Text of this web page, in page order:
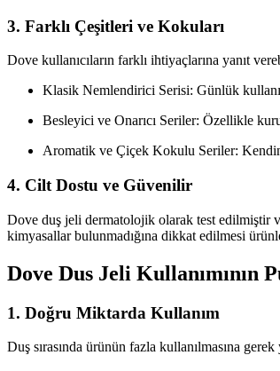
3. Farklı Çeşitleri ve Kokuları
Dove kullanıcıların farklı ihtiyaçlarına yanıt
Klasik Nemlendirici Serisi: Günlük
Besleyici ve Onarıcı Seriler: Özellikle
Aromatik ve Çiçek Kokulu Seriler:
4. Cilt Dostu ve Güvenilir
Dove duş jeli dermatolojik olarak test edilmiştir
kimyasallar bulunmadığına dikkat edilmesi
Dove Dus Jeli Kullanımının
1. Doğru Miktarda Kullanım
Duş sırasında ürünün fazla kullanılmasına